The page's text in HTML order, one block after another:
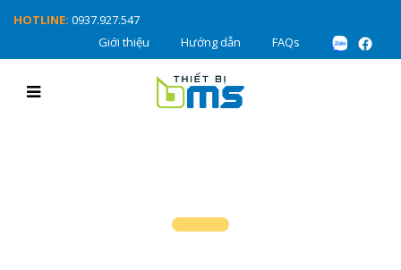
HOTLINE: 0937.927.547
Giới thiệu
Hướng dẫn FAQs